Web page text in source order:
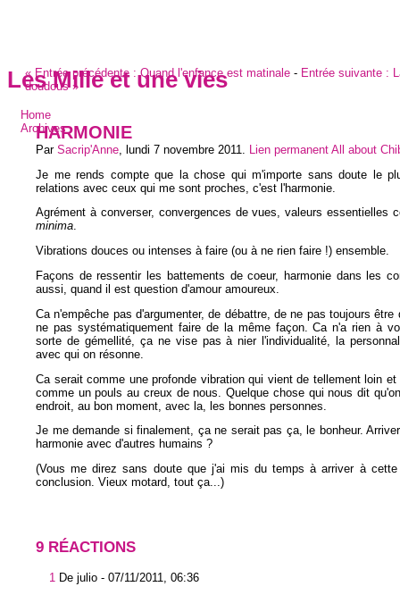
Les Mille et une vies
Home
Archives
« Entrée précédente :Quand l'enfance est matinale - Entrée suivante :
doudous»
HARMONIE
Par Sacrip'Anne lundi 7 novembre 2011 Lien permanent All about
Je me rends compte que la chose qui m'importe sans doute le
relations avec ceux qui me sont proches, c'est l'harmonie.
Agrément à converser, convergences de vues, valeurs essentielles
minima.
Vibrations douces ou intenses à faire (ou à ne rien faire !) ensemble.
Façons de ressentir les battements de coeur, harmonie dans les
aussi, quand il est question d'amour amoureux.
Ca n'empêche pas d'argumenter, de débattre, de ne pas toujours être
ne pas systématiquement faire de la même façon. Ca n'a rien à
sorte de gémellité, ça ne vise pas à nier l'individualité, la
avec qui on résonne.
Ca serait comme une profonde vibration qui vient de tellement loin et
comme un pouls au creux de nous. Quelque chose qui nous dit
endroit, au bon moment, avec la, les bonnes personnes.
Je me demande si finalement, ça ne serait pas ça, le bonheur.
harmonie avec d'autres humains ?
(Vous me direz sans doute que j'ai mis du temps à arriver à
conclusion. Vieux motard, tout ça...)
9 RÉACTIONS
1 De julio - 07/11/2011, 06:36